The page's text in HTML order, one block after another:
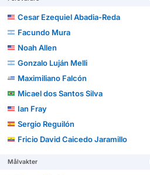
Cesar Ezequiel Abadia-Reda
Facundo Mura
Noah Allen
Gonzalo Luján Melli
Maximiliano Falcón
Micael dos Santos Silva
Ian Fray
Sergio Reguilón
Fricio David Caicedo Jaramillo
Målvakter